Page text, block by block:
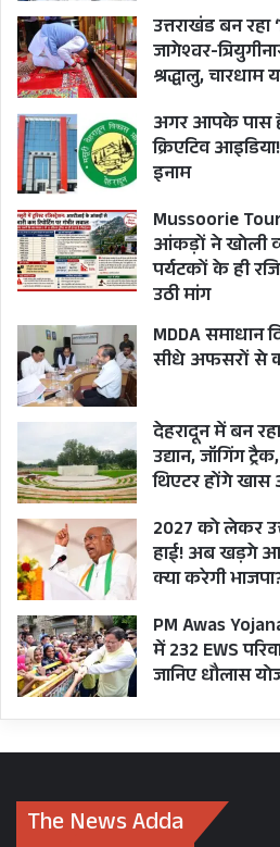
उत्तराखंड बन
जागेश्वर-
श्रद्धालु, चारधाम
अगर आपके पास
क्रिएटिव
इनाम
Mussoorie
आंकड़ों ने खोली
पर्यटकों के ही
उठी मांग
MDDA समाधान
सीधे अफसरों से
देहरादून में बन
उद्यान, जॉगिंग
थिएटर होंगे
2027 को लेकर
हाई! अब खड़गे
क्या करेगी
PM Awas
में 232 EWS
जानिए धौलास
The News Adda